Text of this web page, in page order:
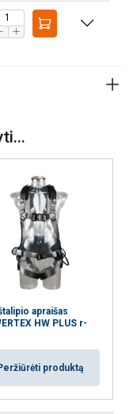
apraišas
HW PLUS r-
produktą